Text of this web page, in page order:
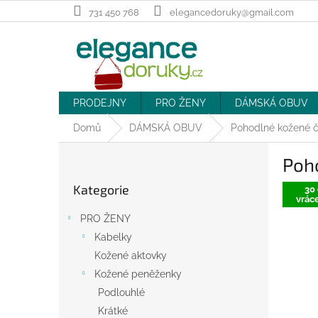
na
731 450 768 elegancedoruky@gmail.com
PRODEJNY PRO ŽENY DÁMSKÁ OBUV
Domů DÁMSKÁ OBUV Pohodlné kožené
kategorie
Kategorie
PRO ŽENY
Kabelky
Kožené aktovky
Kožené peněženky
Podlouhlé
Krátké
30